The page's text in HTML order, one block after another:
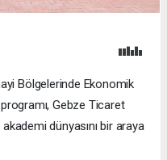
Bölgelerinde Ekonomik
Gebze Ticaret
dünyasını bir araya